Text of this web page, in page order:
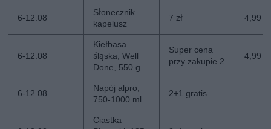
6-12.08
Słonecznik
kapelusz
7 zł 4,99
6-12.08
Kiełbasa
śląska, Well
Done, 550 g
Super cena
przy zakupie 2
4,99
6-12.08
Napój alpro,
750-1000 ml
2+1 gratis
Ciastka